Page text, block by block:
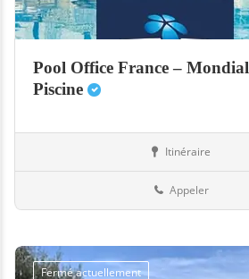
Pool Office France – Mondial
Piscine
Itinéraire
Appeler
Fermé actuellement